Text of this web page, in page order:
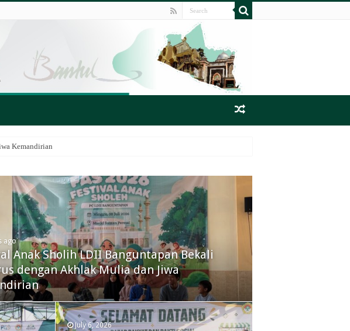
Kemandirian
ago
Anak Sholih LDII Banguntapan Bekali
dengan Akhlak Mulia dan Jiwa
July 6, 2026